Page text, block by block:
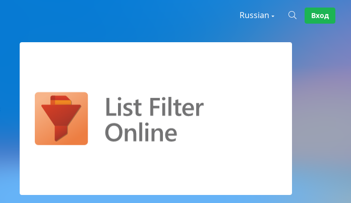
Russian Вход